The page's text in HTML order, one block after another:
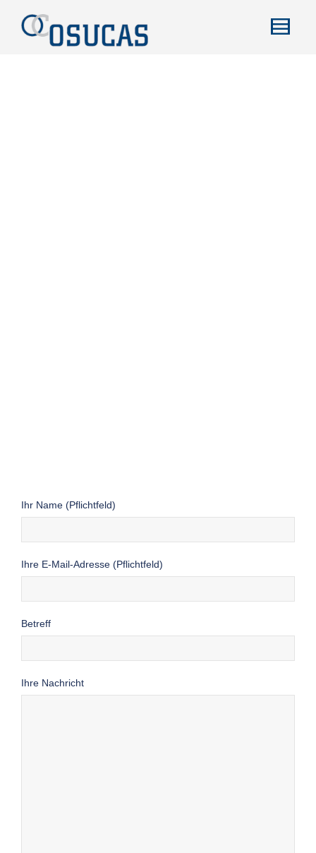
Ihr Name (Pflichtfeld)
Ihre E-Mail-Adresse (Pflichtfeld)
Betreff
Ihre Nachricht